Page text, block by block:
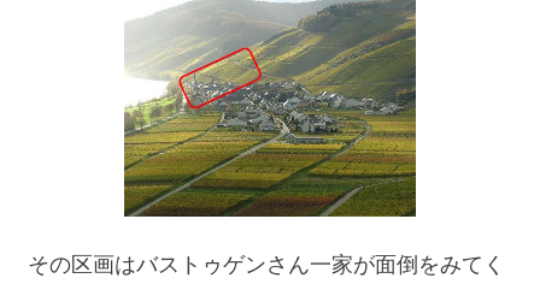
その区画はバストゥゲンさん一家が面倒をみてく